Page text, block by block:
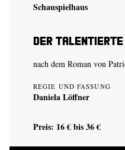
Schauspielhaus
Der talentierte
nach dem Roman von
REGIE UND FASSUNG
Daniela Löffner
Preis: 16 € bis 36 €